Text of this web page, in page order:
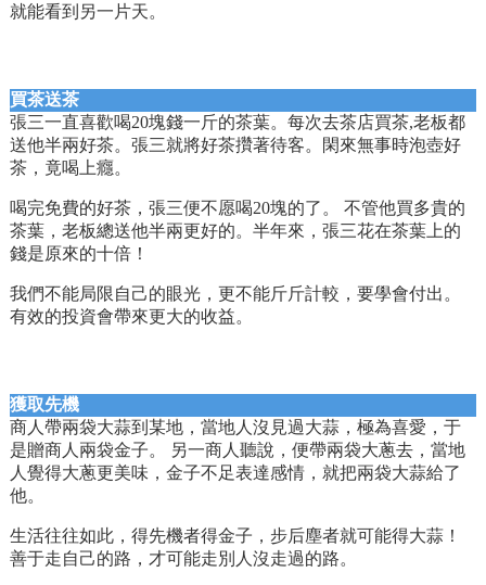
就能看到另一片天。
買茶送茶
張三一直喜歡喝20塊錢一斤的茶葉。每次去茶店買茶,老板都
送他半兩好茶。張三就將好茶攢著待客。閑來無事時泡壺好
茶，竟喝上癮。
喝完免費的好茶，張三便不愿喝20塊的了。 不管他買多貴的
茶葉，老板總送他半兩更好的。半年來，張三花在茶葉上的
錢是原來的十倍！
我們不能局限自己的眼光，更不能斤斤計較，要學會付出。
有效的投資會帶來更大的收益。
獲取先機
商人帶兩袋大蒜到某地，當地人沒見過大蒜，極為喜愛，于
是贈商人兩袋金子。 另一商人聽說，便帶兩袋大蔥去，當地
人覺得大蔥更美味，金子不足表達感情，就把兩袋大蒜給了
他。
生活往往如此，得先機者得金子，步后塵者就可能得大蒜！
善于走自己的路，才可能走別人沒走過的路。